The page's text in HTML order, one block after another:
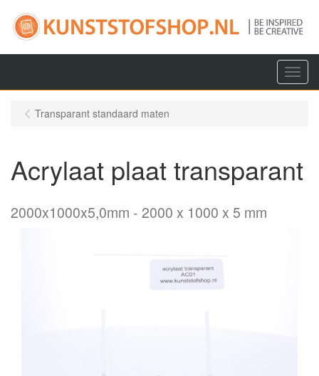
Menu
Transparant standaard maten
Acrylaat plaat transparant
2000x1000x5,0mm 2000 x 1000 x 5 mm